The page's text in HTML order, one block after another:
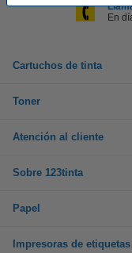
En
Cartuchos de tinta
Toner
Atención al cliente
Sobre 123tinta
Papel
Impresoras de etiquetas